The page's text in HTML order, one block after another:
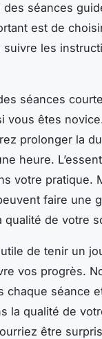
des séances
est de
les
séances
vous êtes
prolonger la
heure.
votre pratique.
faire une
qualité de votre
de tenir un
vos progrès.
chaque séance
la qualité de
être